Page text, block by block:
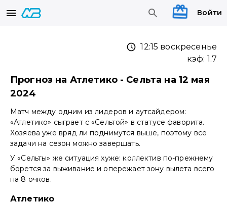
Войти
12:15 воскресенье
кэф: 1.7
Прогноз на Атлетико - Сельта на 12 мая
2024
Матч между одним из лидеров и аутсайдером:
«Атлетико» сыграет с «Сельтой» в статусе фаворита.
Хозяева уже вряд ли поднимутся выше, поэтому все
задачи на сезон можно завершать.
У «Сельты» же ситуация хуже: коллектив по-прежнему
борется за выживание и опережает зону вылета всего
на 8 очков.
Атлетико